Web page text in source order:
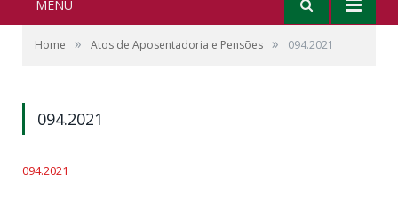
MENU
Home » Atos de Aposentadoria e Pensões » 094.2021
094.2021
094.2021